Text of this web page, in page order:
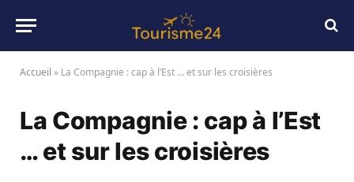
Accueil » La Compagnie : cap à l’Est … et sur les croisières
La Compagnie : cap à l’Est
… et sur les croisières